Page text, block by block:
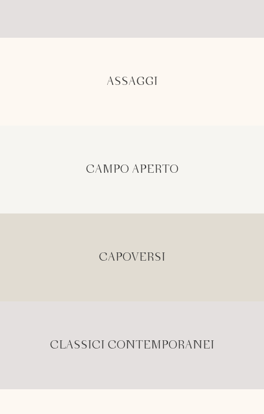
ASSAGGI
CAMPO APERTO
CAPOVERSI
CLASSICI CONTEMPORANEI